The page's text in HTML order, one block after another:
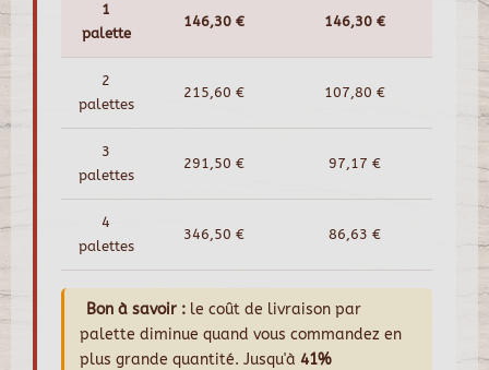
1
palette
146,30 € 146,30 €
2
palettes
215,60 € 107,80 €
3
palettes
291,50 € 97,17 €
4
palettes
346,50 € 86,63 €
Bon à savoir : le coût de livraison par
palette diminue quand vous commandez en
plus grande quantité. Jusqu'à 41%